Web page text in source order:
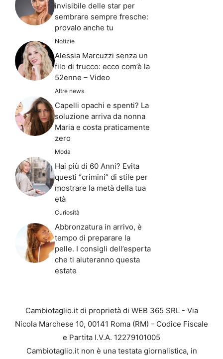
invisibile delle star per
sembrare sempre fresche:
provalo anche tu
Notizie
Alessia Marcuzzi senza un
filo di trucco: ecco com’è la
52enne – Video
Altre news
Capelli opachi e spenti? La
soluzione arriva da nonna
Maria e costa praticamente
zero
Moda
Hai più di 60 Anni? Evita
questi “crimini” di stile per
mostrare la metà della tua
età
Curiosità
Abbronzatura in arrivo, è
tempo di preparare la
pelle. I consigli dell’esperta
che ti aiuteranno questa
estate
Cambiotaglio.it di proprietà di WEB 365 SRL - Via
Nicola Marchese 10, 00141 Roma (RM) - Codice Fiscale
e Partita I.V.A. 12279101005
Cambiotaglio.it non è una testata giornalistica, in